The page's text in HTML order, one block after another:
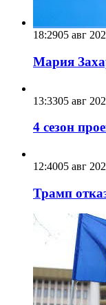
18:2905 авг
Мария
13:3305 авг
4 сезон
12:4005 авг
Трамп